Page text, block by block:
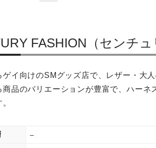
FASHION（センチ
ゲイ向けのSMグッズ店で、レザー・大
商品のバリエーションが豊富で、ハー
–